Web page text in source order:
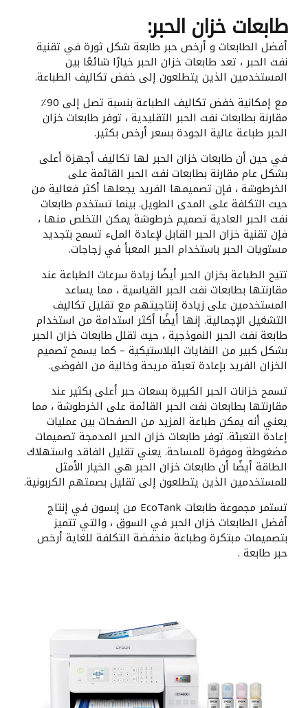
طابعات خزان الحبر:
أفضل الطابعات و أرخص حبر طابعة شكل ثورة في تقنية
نفث الحبر ، تعد طابعات خزان الحبر خيارًا شائعًا بين
المستخدمين الذين يتطلعون إلى خفض تكاليف الطباعة.
مع إمكانية خفض تكاليف الطباعة بنسبة تصل إلى 90٪
مقارنة بطابعات نفث الحبر التقليدية ، توفر طابعات خزان
الحبر طباعة عالية الجودة بسعر أرخص بكثير.
في حين أن طابعات خزان الحبر لها تكاليف أجهزة أعلى
بشكل عام مقارنة بطابعات نفث الحبر القائمة على
الخرطوشة ، فإن تصميمها الفريد يجعلها أكثر فعالية من
حيث التكلفة على المدى الطويل. بينما تستخدم طابعات
نفث الحبر العادية تصميم خرطوشة يمكن التخلص منها ،
فإن تقنية خزان الحبر القابل لإعادة الملء تسمح بتجديد
مستويات الحبر باستخدام الحبر المعبأ في زجاجات.
تتيح الطباعة بخزان الحبر أيضًا زيادة سرعات الطباعة عند
مقارنتها بطابعات نفث الحبر القياسية ، مما يساعد
المستخدمين على زيادة إنتاجيتهم مع تقليل تكاليف
التشغيل الإجمالية. إنها أيضًا أكثر استدامة من استخدام
طابعة نفث الحبر النموذجية ، حيث تقلل طابعات خزان الحبر
بشكل كبير من النفايات البلاستيكية – كما يسمح تصميم
الخزان الفريد بإعادة تعبئة مريحة وخالية من الفوضى.
تسمح خزانات الحبر الكبيرة بسعات حبر أعلى بكثير عند
مقارنتها بطابعات نفث الحبر القائمة على الخرطوشة ، مما
يعني أنه يمكن طباعة المزيد من الصفحات بين عمليات
إعادة التعبئة. توفر طابعات خزان الحبر المدمجة تصميمات
مضغوطة وموفرة للمساحة. يعني تقليل الفاقد واستهلاك
الطاقة أيضًا أن طابعات خزان الحبر هي الخيار الأمثل
للمستخدمين الذين يتطلعون إلى تقليل بصمتهم الكربونية.
تستمر مجموعة طابعات EcoTank من إبسون في إنتاج
أفضل الطابعات خزان الحبر في السوق ، والتي تتميز
بتصميمات مبتكرة وطباعة منخفضة التكلفة للغاية أرخص
حبر طابعة .